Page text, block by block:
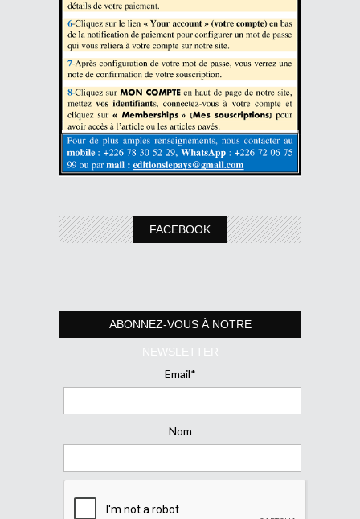
FACEBOOK
ABONNEZ-VOUS À NOTRE
NEWSLETTER
Email*
Nom